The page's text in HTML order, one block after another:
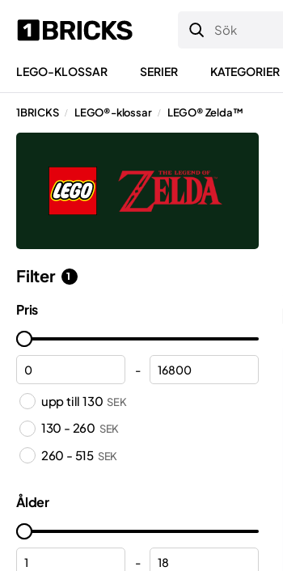
LEGO-KLOSSAR SERIER KATEGORIER
1BRICKS / LEGO®-klossar / LEGO® Zelda™
Filter 1
Pris
-
upp till 130 SEK
130 - 260 SEK
260 - 515 SEK
Ålder
-